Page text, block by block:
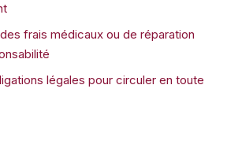
frais médicaux ou de réparation
légales pour circuler en toute